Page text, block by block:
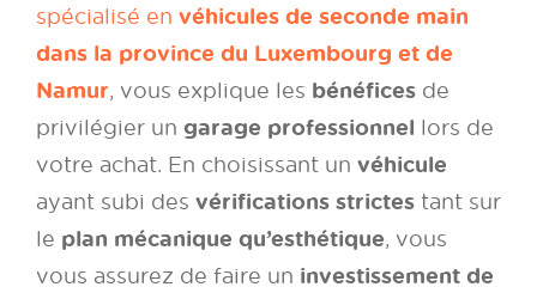
spécialisé en véhicules de seconde main
dans la province du Luxembourg et de
Namur, vous explique les bénéfices de
privilégier un garage professionnel lors de
votre achat. En choisissant un véhicule
ayant subi des vérifications strictes tant sur
le plan mécanique qu’esthétique, vous
vous assurez de faire un investissement de